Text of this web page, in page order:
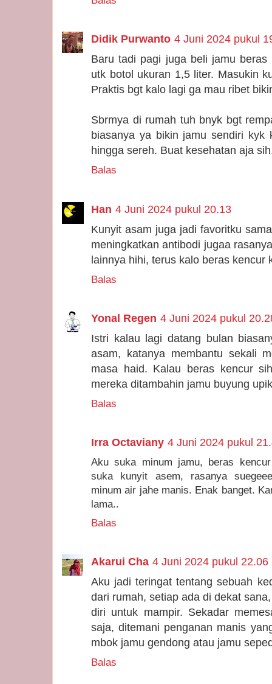
Didik Purwanto 4 Juni 2024 pukul
Baru tadi pagi juga beli jamu
utk botol ukuran 1,5 liter. Masukin
Praktis bgt kalo lagi ga mau ribet
Sbrmya di rumah tuh bnyk bgt
biasanya ya bikin jamu sendiri kyk
hingga sereh. Buat kesehatan aja
Balas
Han 4 Juni 2024 pukul 20.13
Kunyit asam juga jadi favoritku
meningkatkan antibodi jugaa
lainnya hihi, terus kalo beras kencur
Balas
Yonal Regen 4 Juni 2024 pukul
Istri kalau lagi datang bulan
asam, katanya membantu sekali
masa haid. Kalau beras kencur
mereka ditambahin jamu buyung
Balas
Irra Octaviany 4 Juni 2024 pukul
Aku suka minum jamu, beras
suka kunyit asem, rasanya
minum air jahe manis. Enak banget.
lama..
Balas
Akarui Cha 4 Juni 2024 pukul 22.06
Aku jadi teringat tentang sebuah
dari rumah, setiap ada di dekat
diri untuk mampir. Sekadar
saja, ditemani penganan manis
mbok jamu gendong atau jamu
Balas